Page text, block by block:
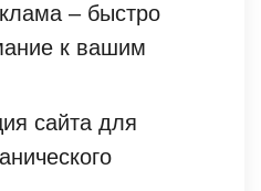
– быстро
к вашим
сайта для